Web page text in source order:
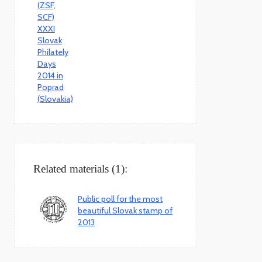
Related materials (1):
Public poll for the most
beautiful Slovak stamp of
2013